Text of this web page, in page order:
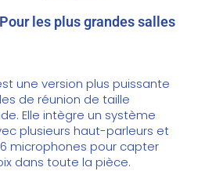
les plus grandes salles
une version plus puissante
de réunion de taille
Elle intègre un système
plusieurs haut-parleurs et
microphones pour capter
dans toute la pièce.